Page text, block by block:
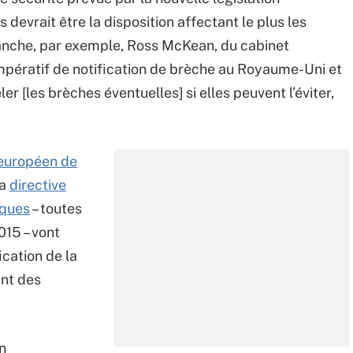
devrait être la disposition affectant le plus les
par exemple, Ross McKean, du cabinet
de notification de brèche au Royaume-Uni et
[les brèches éventuelles] si elles peuvent l’éviter,
de
directive
– toutes
– vont
de la
des